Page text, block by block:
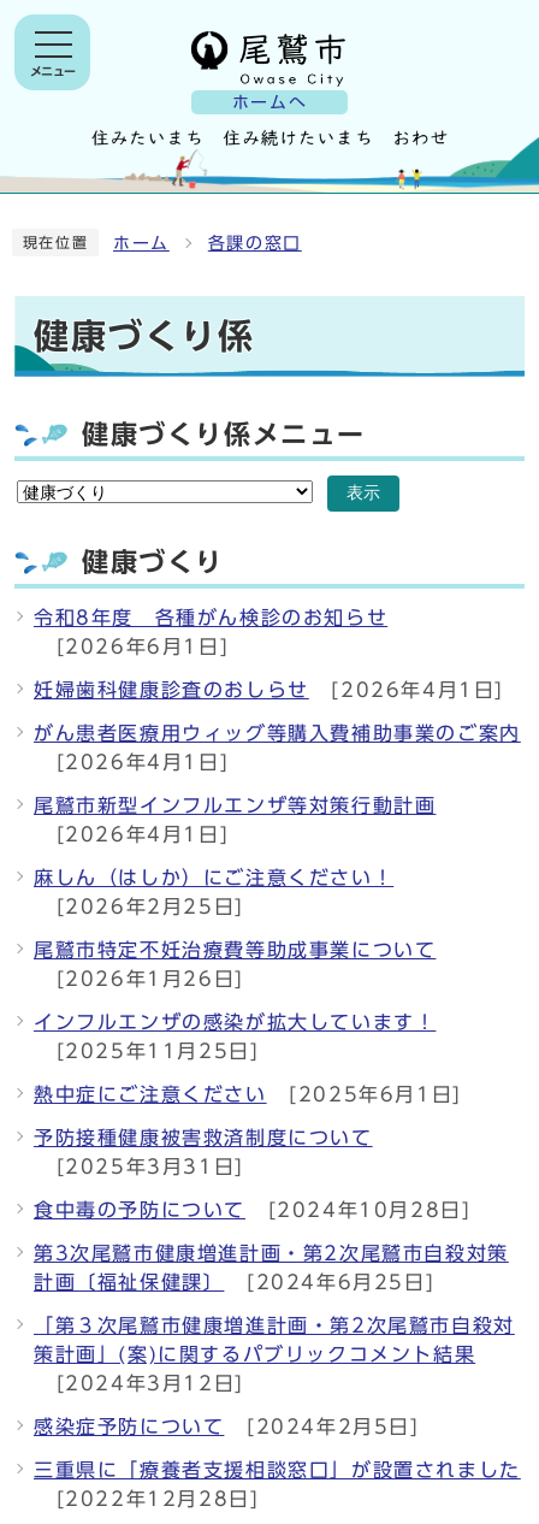
ホームへ
メニュー
現在位置 ホーム 各課の窓口
健康づくり係
健康づくり係メニュー
表示
健康づくり
令和8年度 各種がん検診のお知らせ
[2026年6月1日]
妊婦歯科健康診査のおしらせ [2026年4月1日]
がん患者医療用ウィッグ等購入費補助事業のご案内
[2026年4月1日]
尾鷲市新型インフルエンザ等対策行動計画
[2026年4月1日]
麻しん（はしか）にご注意ください！
[2026年2月25日]
尾鷲市特定不妊治療費等助成事業について
[2026年1月26日]
インフルエンザの感染が拡大しています！
[2025年11月25日]
熱中症にご注意ください [2025年6月1日]
予防接種健康被害救済制度について
[2025年3月31日]
食中毒の予防について [2024年10月28日]
第3次尾鷲市健康増進計画・第2次尾鷲市自殺対策
計画〔福祉保健課〕
[2024年6月25日]
「第３次尾鷲市健康増進計画・第2次尾鷲市自殺対
策計画」(案)に関するパブリックコメント結果
[2024年3月12日]
感染症予防について [2024年2月5日]
三重県に「療養者支援相談窓口」が設置されました
[2022年12月28日]